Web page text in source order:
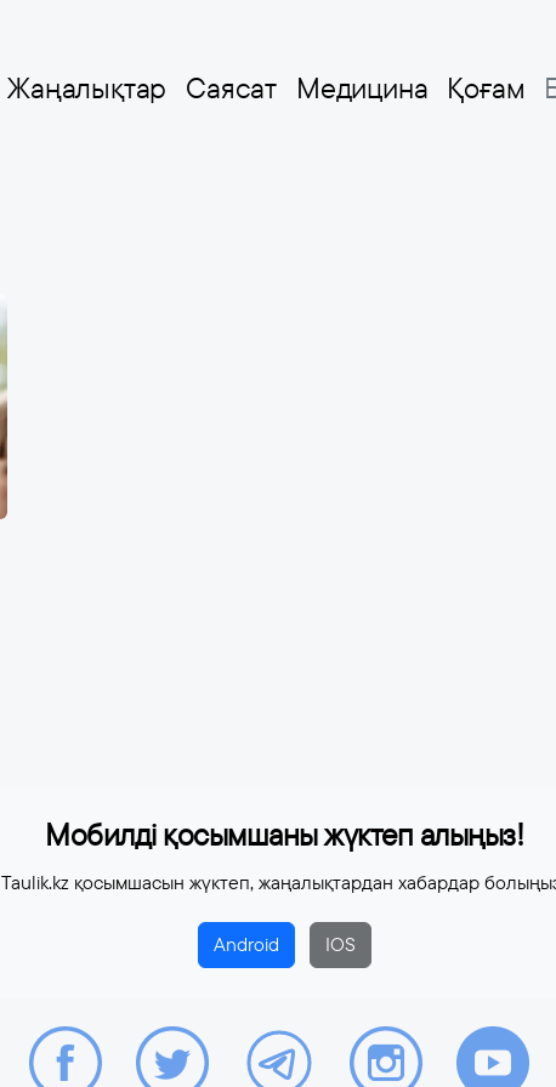
Жаңалықтар Саясат Медицина Қоғам
Мобилді қосымшаны жүктеп алыңыз!
Taulik.kz қосымшасын жүктеп, жаңалықтардан хабардар
Android IOS